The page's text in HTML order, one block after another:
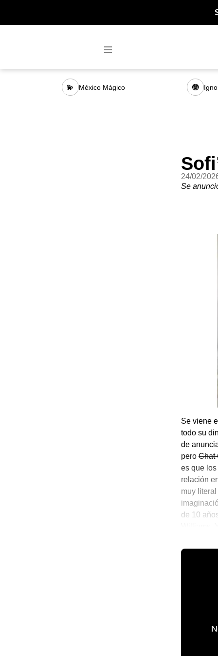
💫 México Mágico 🤓
24/02/
Se
Se viene
todo su
de
pero Chat
es que
relación
muy
de 10